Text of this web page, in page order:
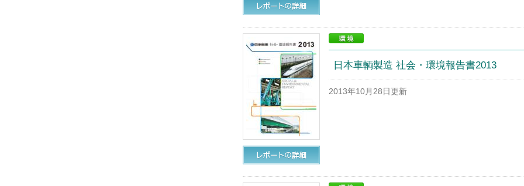
日本車輌製造 社会・環境報告書2013
2013年10月28日更新